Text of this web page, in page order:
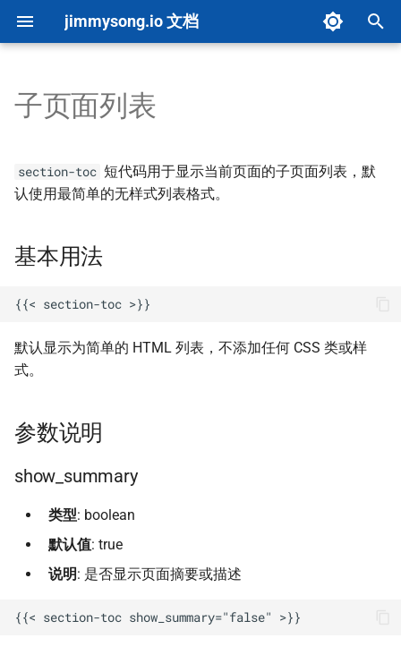
jimmysong.io 文档
入
以
始
索
文档首页
快速开始
内容创建
内容类型指南
Front Matter CMS
AI 资源指南
Marp 幻灯片创作
基本用法
参数说明
show_weight
show_date
style
title
完整示例
简单列表（默认，推荐）
内容分析
自动化
图片优化
液态玻璃风格
术语表单页
高级功能
章节卡片
播客节目栏
Book 分区侧栏
环境设置
架构概览
Cloudflare Pages 构建优化
Hugo 缓存策略
Cloudflare Tunnel
横幅生成工具
文档自动化
文档贡献指南
PDF 图书导出器
图片转 WebP
导出到微信公众号草稿
基于 n8n 的 PDF 翻译器
Marker PDF 翻译
AI 资源标签同步
AI 资源数据库更新
AI 聊天机器人 (RAG
Worker)
环境配置
Markdown 向量映射
AI 原生全景图 (ai-oss-rank)
评分系统
项目清单生成
图片上传
upload-images 默认行为
Markdown 头尾处理
OSS 页面文档
配置参考
Makefile 指南
故障排除
更新日志
Mermaid 示例
Git 图表
OSS 指南
Umami 分析
AI 评分驱动测试
子页面列表
section-toc 短代码用于显示当前页面的子页面列表，默
认使用最简单的无样式列表格式。
基本用法
默认显示为简单的 HTML 列表，不添加任何 CSS 类或样
式。
参数说明
show_summary
类型: boolean
默认值: true
说明: 是否显示页面摘要或描述